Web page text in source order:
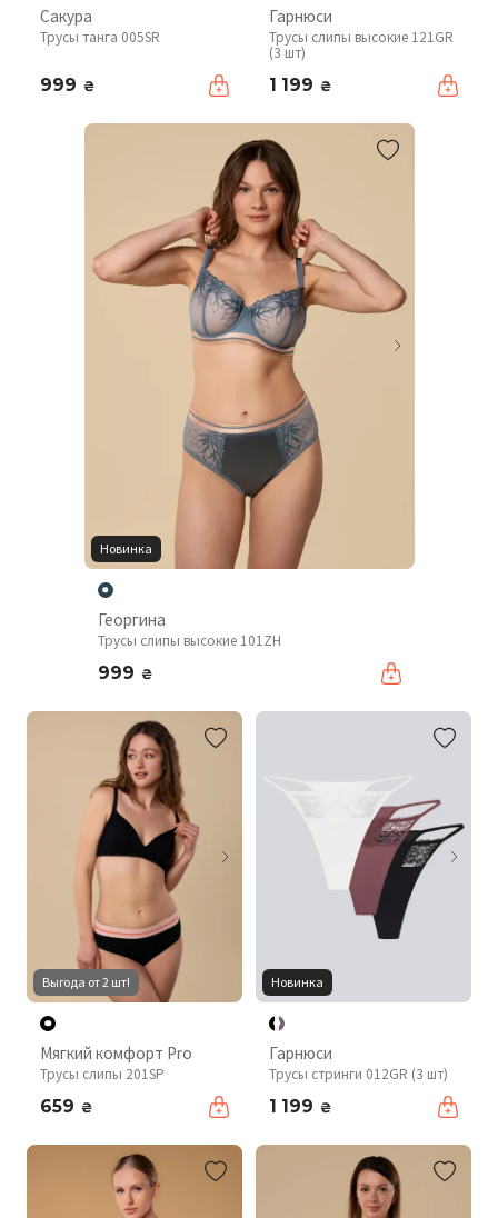
Сакура
Трусы танга 005SR
999 ₴
Гарнюси
Трусы слипы высокие 121GR
(3 шт)
1 199 ₴
Новинка
Георгина
Трусы слипы высокие 101ZH
999 ₴
Выгода от 2 шт!
Мягкий комфорт Pro
Трусы слипы 201SP
659 ₴
Новинка
Гарнюси
Трусы стринги 012GR (3 шт)
1 199 ₴